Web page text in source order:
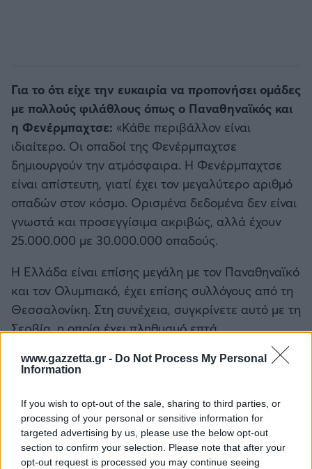
www.gazzetta.gr - Do Not Process My Personal
Information
If you wish to opt-out of the sale, sharing to third parties, or
processing of your personal or sensitive information for
targeted advertising by us, please use the below opt-out
section to confirm your selection. Please note that after your
opt-out request is processed you may continue seeing
Για το ότι είχε την ευκαιρία να προπονήσει ομάδες
με πολλούς φιλάθλους όπως ο Παναθηναϊκός και
η Φενέρμπαχτσε: «Κάθε περιβάλλον είναι
ιδιαίτερο. Οι οπαδοί της Φενέρμπαχτσε
δημιουργούν την ατμόσφαιρα. Η Φενέρμπαχτσε
είναι απίστευτη, γιατί έχει τον μεγαλύτερο αριθμό
οπαδών στον κόσμο. Ορισμένα δεδομένα δεν είναι
γνωστά και προσεγγίσιμα ακριβώς, αλλά έχουν
25.000.000 με 30.000.000 οπαδούς.
Η Ελλάδα είναι επίσης μεγάλη με τον Παναθηναϊκό
και τον Ολυμπιακό, έχει επίσης συλλόγους από τη
Θεσσαλονίκη. Στη συνέχεια, συγκρίνετε αυτό με τη
Σερβία, η οποία έχει πληθυσμό επτά
εκατομμυρίων και ποιος ξέρει αν είμαστε καν σε
αυτόν τον αριθμό λόγω όλων όσων μας
επιστρέψω εδώ, προσαρμοζόμουν σε κάθε
περιβάλλον και δεν είχα κανένα πρόβλημα
πουθενά. Ήταν διαφορετικές κουλτούρες,
άνθρωποι, αλλά κάτι μου έκανε κλικ και είπα στον